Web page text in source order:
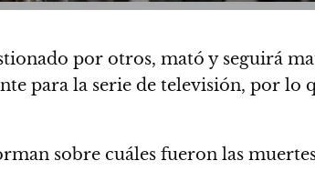
por otros, mató y seguirá
para la serie de televisión, por lo
sobre cuáles fueron las